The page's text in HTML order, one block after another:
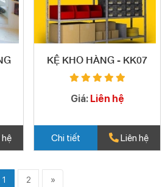
KỆ KHO HÀNG - KK07
Giá: Liên hệ
Chi tiết Liên hệ
1 2 »